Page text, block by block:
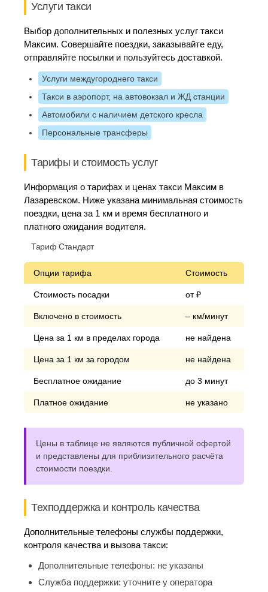
Услуги такси
Выбор дополнительных и полезных услуг такси
Максим. Совершайте поездки, заказывайте еду,
отправляйте посылки и пользуйтесь доставкой.
Услуги междугороднего такси
Такси в аэропорт, на автовокзал и ЖД станции
Автомобили с наличием детского кресла
Персональные трансферы
Тарифы и стоимость услуг
Информация о тарифах и ценах такси Максим в
Лазаревском. Ниже указана минимальная стоимость
поездки, цена за 1 км и время бесплатного и
платного ожидания водителя.
Тариф Стандарт
Опции тарифа Стоимость
Стоимость посадки от ₽
Включено в стоимость – км/минут
Цена за 1 км в пределах города не найдена
Цена за 1 км за городом не найдена
Бесплатное ожидание до 3 минут
Платное ожидание не указано
Цены в таблице не являются публичной офертой
и представлены для приблизительного расчёта
стоимости поездки.
Техподдержка и контроль качества
Дополнительные телефоны службы поддержки,
контроля качества и вызова такси:
Дополнительные телефоны: не указаны
Служба поддержки: уточните у оператора